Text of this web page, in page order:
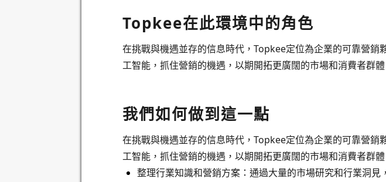
Topkee在此環境中的角色
在挑戰與機遇並存的信息時代，Topkee定位為企業的可靠營
工智能，抓住營銷的機遇，以期開拓更廣闊的市場和消費者群體
我們如何做到這一點
在挑戰與機遇並存的信息時代，Topkee定位為企業的可靠營
工智能，抓住營銷的機遇，以期開拓更廣闊的市場和消費者群體
整理行業知識和營銷方案：通過大量的市場研究和行業洞